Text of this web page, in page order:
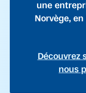
une
Norvège,
Découvrez
nous